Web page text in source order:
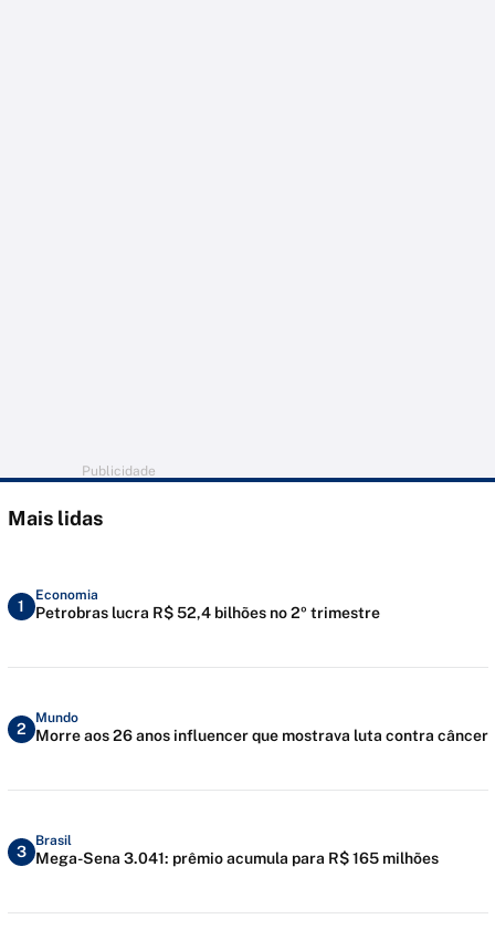
Publicidade
Mais lidas
1
Economia
Petrobras lucra R$ 52,4 bilhões no 2º trimestre
2
Mundo
Morre aos 26 anos influencer que mostrava luta contra câncer
3
Brasil
Mega-Sena 3.041: prêmio acumula para R$ 165 milhões